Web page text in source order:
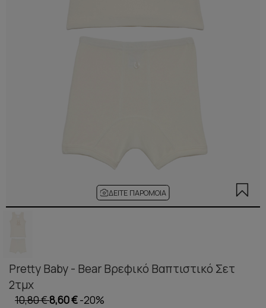
ΔΕΊΤΕ ΠΑΡΌΜΟΙΑ
Pretty Baby - Bear Βρεφικό Βαπτιστικό Σετ
2τμχ
10,80 €8,60 €-20%